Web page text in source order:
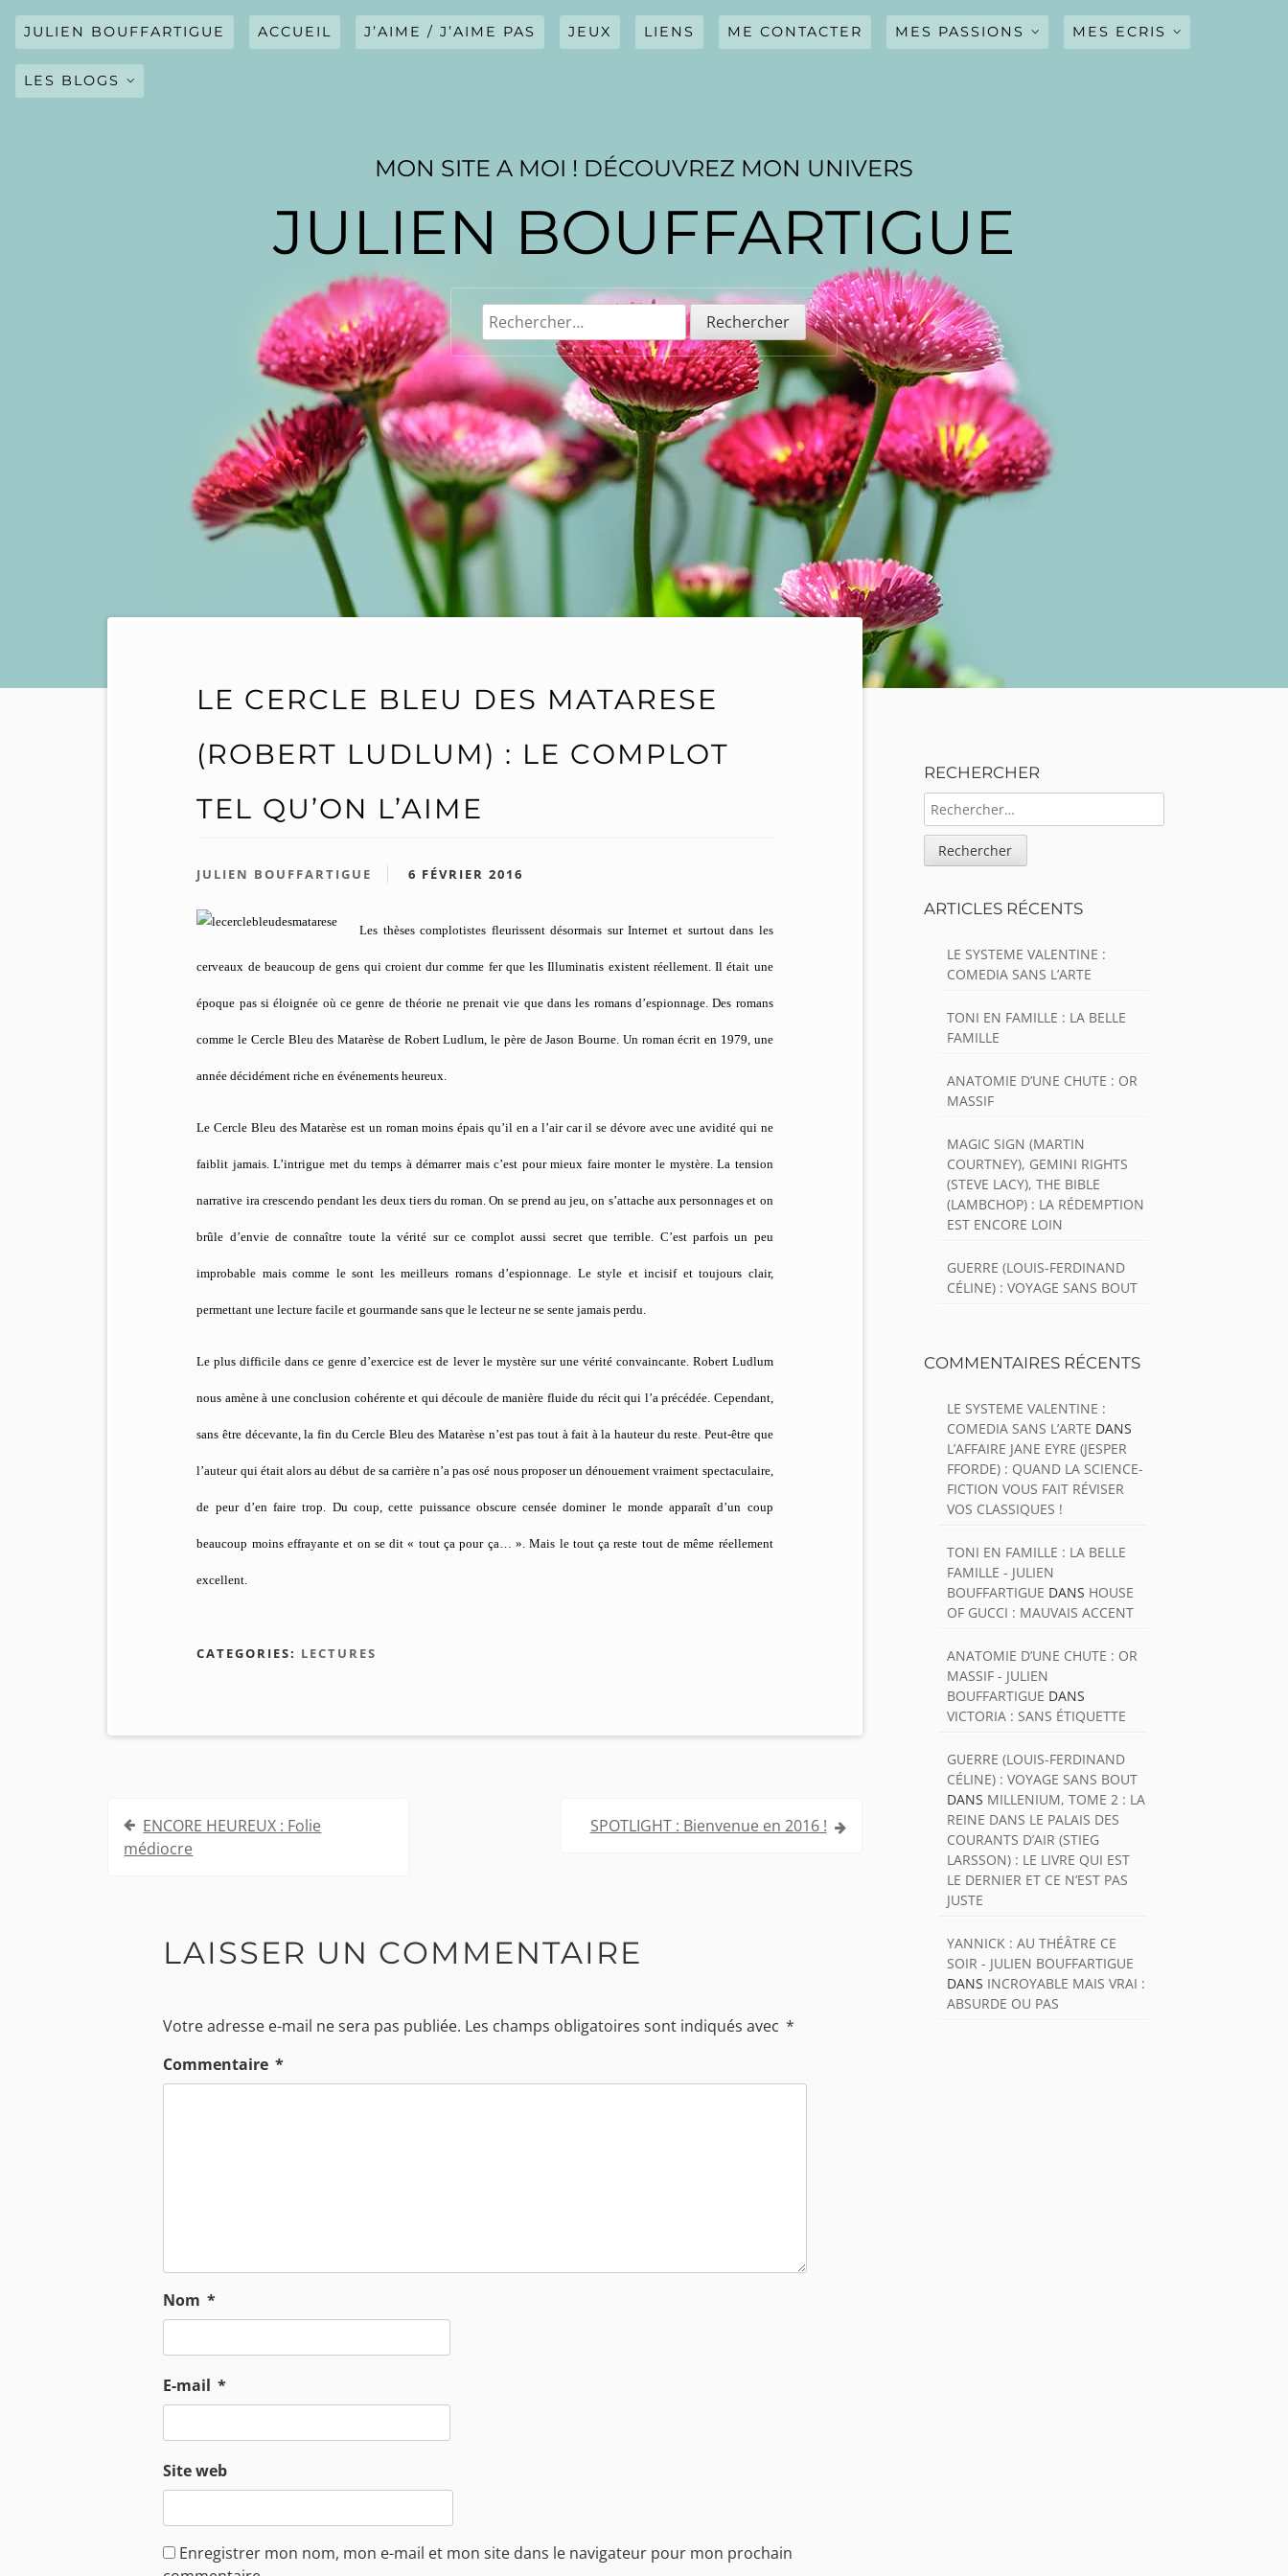
Skip
JULIEN BOUFFARTIGUE ACCUEIL J’AIME / J’AIME PAS JEUX LIENS ME CONTACTER MES PASSIONS MES ECRIS
LES BLOGS
MON SITE A MOI ! DÉCOUVREZ MON UNIVERS
JULIEN BOUFFARTIGUE
Rechercher :
LE CERCLE BLEU DES MATARESE
(ROBERT LUDLUM) : LE COMPLOT
TEL QU’ON L’AIME
JULIEN BOUFFARTIGUE 6 FÉVRIER 2016
Les thèses complotistes fleurissent désormais sur Internet et surtout dans les
cerveaux de beaucoup de gens qui croient dur comme fer que les Illuminatis existent réellement. Il était une
époque pas si éloignée où ce genre de théorie ne prenait vie que dans les romans d’espionnage. Des romans
comme le Cercle Bleu des Matarèse de Robert Ludlum, le père de Jason Bourne. Un roman écrit en 1979, une
année décidément riche en événements heureux.
Le Cercle Bleu des Matarèse est un roman moins épais qu’il en a l’air car il se dévore avec une avidité qui ne
faiblit jamais. L’intrigue met du temps à démarrer mais c’est pour mieux faire monter le mystère. La tension
narrative ira crescendo pendant les deux tiers du roman. On se prend au jeu, on s’attache aux personnages et on
brûle d’envie de connaître toute la vérité sur ce complot aussi secret que terrible. C’est parfois un peu
improbable mais comme le sont les meilleurs romans d’espionnage. Le style et incisif et toujours clair,
permettant une lecture facile et gourmande sans que le lecteur ne se sente jamais perdu.
Le plus difficile dans ce genre d’exercice est de lever le mystère sur une vérité convaincante. Robert Ludlum
nous amène à une conclusion cohérente et qui découle de manière fluide du récit qui l’a précédée. Cependant,
sans être décevante, la fin du Cercle Bleu des Matarèse n’est pas tout à fait à la hauteur du reste. Peut-être que
l’auteur qui était alors au début de sa carrière n’a pas osé nous proposer un dénouement vraiment spectaculaire,
de peur d’en faire trop. Du coup, cette puissance obscure censée dominer le monde apparaît d’un coup
beaucoup moins effrayante et on se dit « tout ça pour ça… ». Mais le tout ça reste tout de même réellement
excellent.
CATEGORIES: LECTURES
Navigation
de
ENCORE HEUREUX : Folie
médiocre
SPOTLIGHT : Bienvenue en 2016 !
LAISSER UN COMMENTAIRE
Votre adresse e-mail ne sera pas publiée. Les champs obligatoires sont indiqués avec *
Commentaire *
Nom *
E-mail *
Site web
Enregistrer mon nom, mon e-mail et mon site dans le navigateur pour mon prochain
Sidebar
RECHERCHER
RECHERCHER :
ARTICLES RÉCENTS
LE SYSTEME VALENTINE :
COMEDIA SANS L’ARTE
TONI EN FAMILLE : LA BELLE
FAMILLE
ANATOMIE D’UNE CHUTE : OR
MASSIF
MAGIC SIGN (MARTIN
COURTNEY), GEMINI RIGHTS
(STEVE LACY), THE BIBLE
(LAMBCHOP) : LA RÉDEMPTION
EST ENCORE LOIN
GUERRE (LOUIS-FERDINAND
CÉLINE) : VOYAGE SANS BOUT
COMMENTAIRES RÉCENTS
LE SYSTEME VALENTINE :
COMEDIA SANS L’ARTE DANS
L’AFFAIRE JANE EYRE (JESPER
FFORDE) : QUAND LA SCIENCE-
FICTION VOUS FAIT RÉVISER
VOS CLASSIQUES !
TONI EN FAMILLE : LA BELLE
FAMILLE - JULIEN
BOUFFARTIGUE DANS HOUSE
OF GUCCI : MAUVAIS ACCENT
ANATOMIE D’UNE CHUTE : OR
MASSIF - JULIEN
BOUFFARTIGUE DANS
VICTORIA : SANS ÉTIQUETTE
GUERRE (LOUIS-FERDINAND
CÉLINE) : VOYAGE SANS BOUT
DANS MILLENIUM, TOME 2 : LA
REINE DANS LE PALAIS DES
COURANTS D’AIR (STIEG
LARSSON) : LE LIVRE QUI EST
LE DERNIER ET CE N’EST PAS
JUSTE
YANNICK : AU THÉÂTRE CE
SOIR - JULIEN BOUFFARTIGUE
DANS INCROYABLE MAIS VRAI :
ABSURDE OU PAS